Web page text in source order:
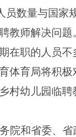
员数量与国家
教师解决问题
职的人员不
体育局将积
村幼儿园临
院和省委、